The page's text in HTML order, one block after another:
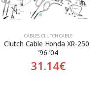
Aftermarket
Genuine
CABLES,CLUTCH CABLE
Clutch Cable Honda XR-250
’96-’04
31.14€